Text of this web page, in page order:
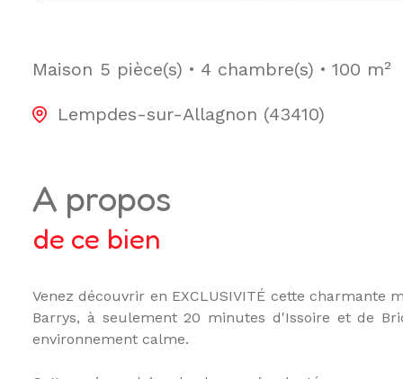
Maison 5 pièce(s) 4 chambre(s) 100 m²
Lempdes-sur-Allagnon (43410)
a propos
de ce bien
Venez découvrir en EXCLUSIVITÉ cette charmante
Barrys, à seulement 20 minutes d'Issoire et de
environnement calme.